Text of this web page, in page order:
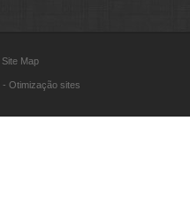
Site Map
- Otimização sites